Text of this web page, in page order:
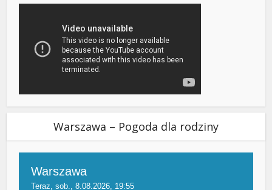
Warszawa – Pogoda dla rodziny